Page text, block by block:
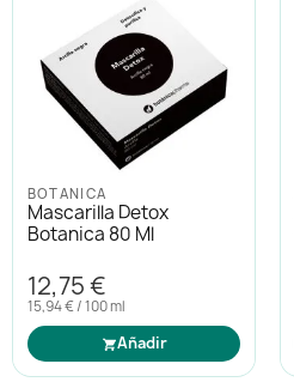
BOTANICA
Mascarilla Detox
Botanica 80 Ml
12,75 €
15,94 € / 100 ml
Añadir